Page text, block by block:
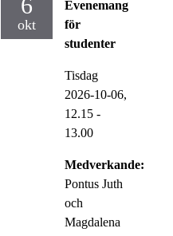
6
okt
Evenemang
för
studenter
Tisdag
2026-10-06,
12.15 -
13.00
Medverkande:
Pontus Juth
och
Magdalena